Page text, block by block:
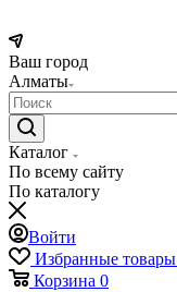
Ваш город
Алматы
Каталог
По всему сайту
По каталогу
Войти
Избранные товары
Корзина 0